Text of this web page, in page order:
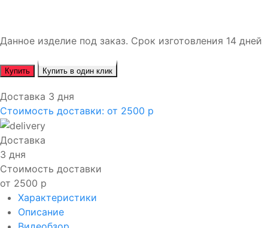
Данное изделие под заказ. Срок изготовления 14 дней
Купить Купить в один клик
Доставка 3 дня
Стоимость доставки: от 2500 р
Доставка
3 дня
Стоимость доставки
от 2500 р
Характеристики
Описание